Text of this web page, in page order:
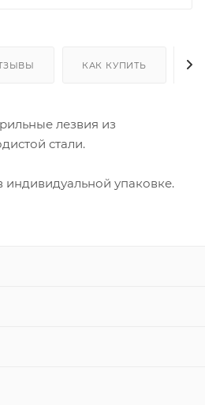
КАК КУПИТЬ
лезвия из
стали.
индивидуальной упаковке.